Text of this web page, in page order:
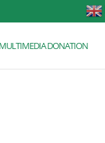
MULTIMEDIA DONATION